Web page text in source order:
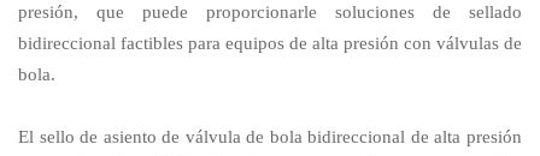
presión, que puede proporcionarle soluciones de sellado
bidireccional factibles para equipos de alta presión con válvulas de
bola.
El sello de asiento de válvula de bola bidireccional de alta presión